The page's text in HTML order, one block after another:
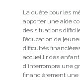
La quête pour les
apporter une aide
des situations
l’éducation de
difficultés
accueillir des
d’interrompre une
financièrement une